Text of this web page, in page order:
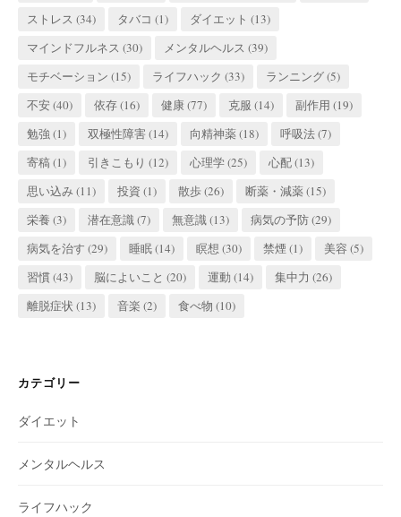
ストレス (34) タバコ (1) ダイエット (13)
マインドフルネス (30) メンタルヘルス (39)
モチベーション (15) ライフハック (33) ランニング(5)
不安(40) 依存(16) 健康 (77) 克服 (14) 副作用 (19)
勉強 (1) 双極性障害 (14) 向精神薬(18) 呼吸法(7)
寄稿(1) 引きこもり (12) 心理学(25) 心配(13)
思い込み (11) 投資 (1) 散歩(26) 断薬・減薬(15)
栄養 (3) 潜在意識(7) 無意識(13) 病気の予防(29)
病気を治す (29) 睡眠(14) 瞑想 (30) 禁煙 (1) 美容 (5)
習慣(43) 脳によいこと (20) 運動 (14) 集中力 (26)
離脱症状 (13) 音楽 (2) 食べ物 (10)
カテゴリー
ダイエット
メンタルヘルス
ライフハック